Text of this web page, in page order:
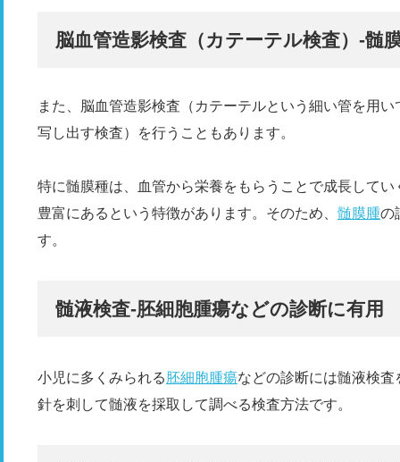
脳血管造影検査（カテーテル検査）‐髄
また、脳血管造影検査（カテーテルという細い管を用
写し出す検査）を行うこともあります。
特に髄膜種は、血管から栄養をもらうことで成長して
豊富にあるという特徴があります。そのため、 髄膜腫の
す。
髄液検査‐胚細胞腫瘍などの診断に有用
小児に多くみられる 胚細胞腫瘍などの診断には髄液検
針を刺して髄液を採取して調べる検査方法です。